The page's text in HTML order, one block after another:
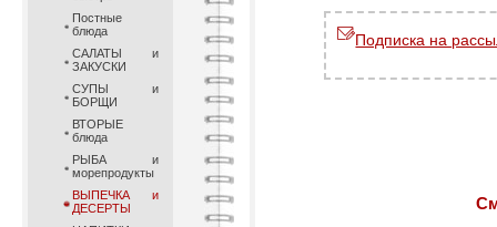
Постные
блюда
САЛАТЫ и
ЗАКУСКИ
СУПЫ и
БОРЩИ
ВТОРЫЕ
блюда
РЫБА и
морепродукты
ВЫПЕЧКА и
ДЕСЕРТЫ
Подписка на